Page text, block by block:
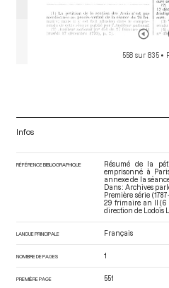
558 sur 835 •
Infos
RÉFÉRENCE BIBLIOGRAPHIQUE
Résumé de la
emprisonné à
annexe de la
Dans : Archives
Première série
29 frimaire an II (6
direction de Lodoïs
LANGUE PRINCIPALE Français
NOMBRE DE PAGES 1
PREMIÈRE PAGE 551